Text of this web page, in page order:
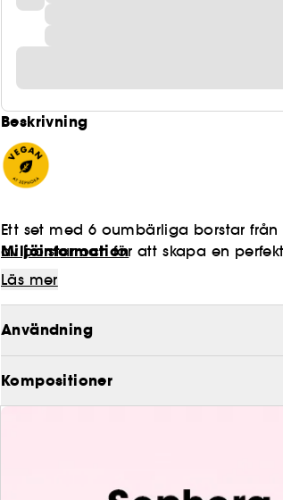
Beskrivning
Ett set med 6 oumbärliga borstar från
av borstar och för att skapa en
Miljöinformation
Vegan :Produkter tillverkade med
Läs mer
Användning
Kompositioner